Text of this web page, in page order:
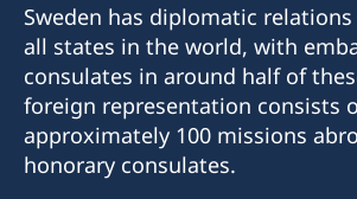
+92 42 3575 34 04-6
E-post:
Email:
Visiting Address:
Town House No. D-62/1-A Block-4
Sweden has diplomatic
all states in the world, with
consulates in around half of
foreign representation consists
approximately 100 missions
honorary consulates.